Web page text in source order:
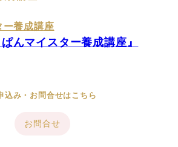
ー養成講座
んマイスター養成講座』
込み・お問合せはこちら
お問合せ